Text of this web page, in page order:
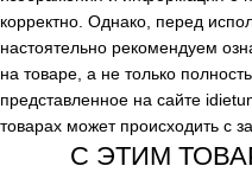
корректно. Однако, перед
настоятельно рекомендуем
на товаре, а не только
представленное на сайте
товарах может происходить с
С ЭТИМ